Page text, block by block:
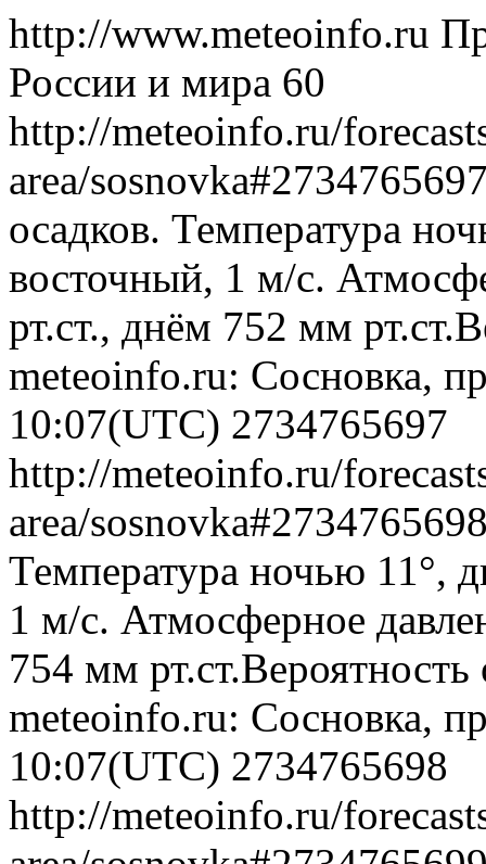
http://www.meteoinfo.ru
России и мира 60
http://meteoinfo.ru/
area/
осадков. Температура
восточный, 1 м/с.
рт.ст., днём 752 мм
meteoinfo.ru: Сосновка,
10:07(UTC) 2734765697
http://meteoinfo.ru/
area/
Температура ночью 11°,
1 м/с. Атмосферное
754 мм рт.ст.Вероятность
meteoinfo.ru: Сосновка,
10:07(UTC) 2734765698
http://meteoinfo.ru/